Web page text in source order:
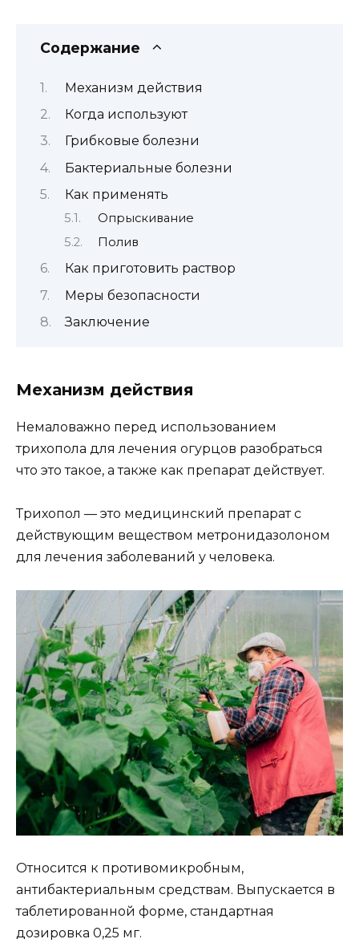
Содержание
Механизм действия
Когда используют
Грибковые болезни
Бактериальные болезни
Как применять
Опрыскивание
Полив
Как приготовить раствор
Меры безопасности
Заключение
Механизм действия
Немаловажно перед использованием
трихопола для лечения огурцов разобраться
что это такое, а также как препарат действует.
Трихопол — это медицинский препарат с
действующим веществом метронидазолоном
для лечения заболеваний у человека.
Относится к противомикробным,
антибактериальным средствам. Выпускается в
таблетированной форме, стандартная
дозировка 0,25 мг.